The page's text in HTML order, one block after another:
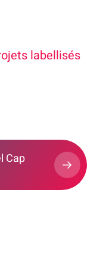
labellisés
Cap